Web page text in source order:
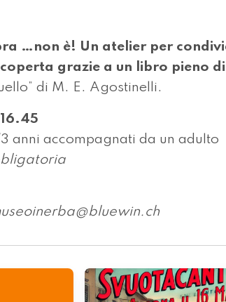
…non è! Un atelier per
grazie a un libro pieno
di M. E. Agostinelli.
anni accompagnati da un adulto